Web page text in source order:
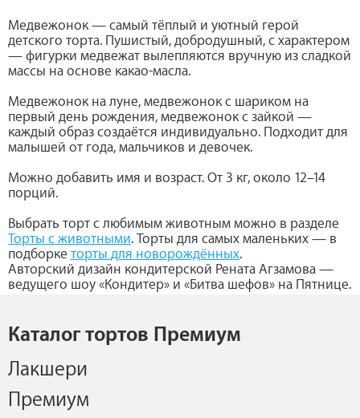
Медвежонок — самый тёплый и уютный герой
детского торта. Пушистый, добродушный, с характером
— фигурки медвежат вылепляются вручную из сладкой
массы на основе какао-масла.
Медвежонок на луне, медвежонок с шариком на
первый день рождения, медвежонок с зайкой —
каждый образ создаётся индивидуально. Подходит для
малышей от года, мальчиков и девочек.
Можно добавить имя и возраст. От 3 кг, около 12–14
порций.
Выбрать торт с любимым животным можно в разделе
Торты с животными. Торты для самых маленьких — в
подборке торты для новорождённых.
Авторский дизайн кондитерской Рената Агзамова —
ведущего шоу «Кондитер» и «Битва шефов» на Пятнице.
Каталог тортов Премиум
Лакшери
Премиум